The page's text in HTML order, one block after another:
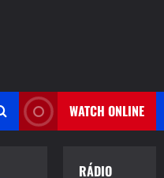
WATCH ONLINE
RÁDIO